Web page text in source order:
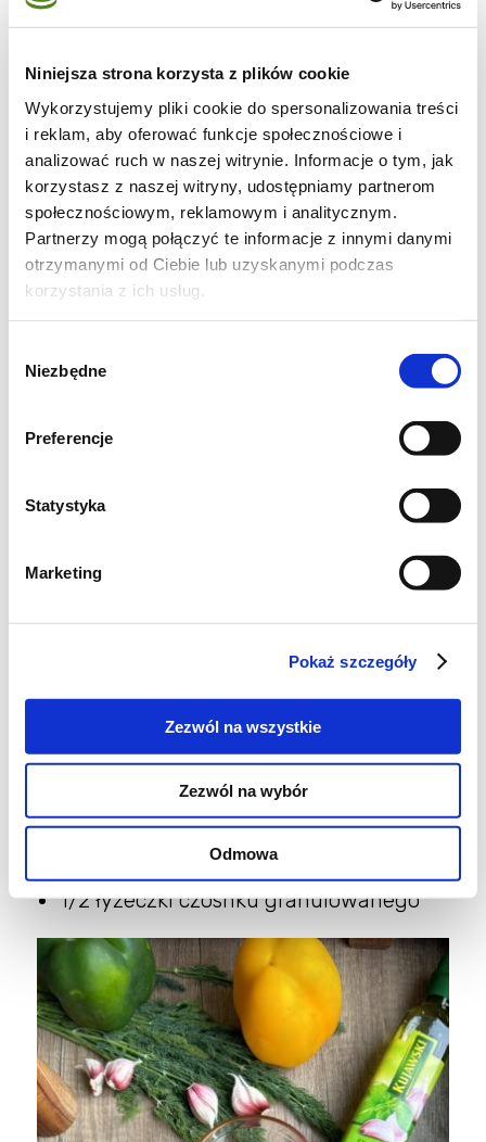
Niniejsza strona korzysta z plików cookie
Wykorzystujemy pliki cookie do spersonalizowania treści
i reklam, aby oferować funkcje społecznościowe i
analizować ruch w naszej witrynie. Informacje o tym, jak
korzystasz z naszej witryny, udostępniamy partnerom
społecznościowym, reklamowym i analitycznym.
Partnerzy mogą połączyć te informacje z innymi danymi
otrzymanymi od Ciebie lub uzyskanymi podczas
korzystania z ich usług.
zgody
Niezbędne
Preferencje
Statystyka
Marketing
Pokaż szczegóły
Zezwól na wszystkie
Zezwól na wybór
Odmowa
krewetek użyliśmy oleju Kujawskiego
“Czosnek – bazylia”, który jest aromatycznym
połączeniem oleju rzepakowego z pierwszego
tłoczenia z naturalnymi, aromatycznymi
ziołami!
Ponadto oleje Kujawski z ziołami idealnie
sprawdzą się jako marynata do mięs, warzyw
czy też ryb!
Składniki na szaszłyki z
3 łyżki miodu
szczypta pieprzu
1 papryka czerwona
1 czerwona cebulka
1/3 ananasa
2 łyżki majonezu
sok z połowy cytryny
1/2 łyżeczki czosnku granulowanego